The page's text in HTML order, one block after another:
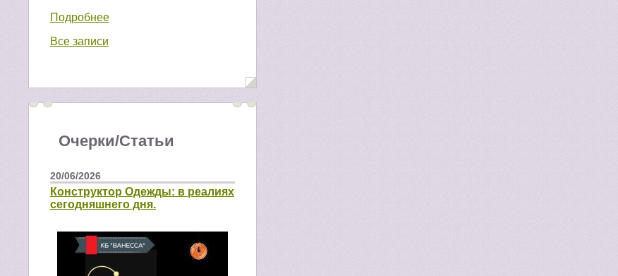
Подробнее
Все записи
Очерки/Статьи
20/06/2026
Конструктор Одежды: в реалиях
сегодняшнего дня.